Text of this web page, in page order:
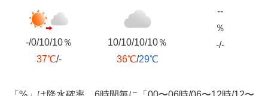
-/0/10/10％
37℃/-
10/10/10/10％
36℃/29℃
--
％
-/-